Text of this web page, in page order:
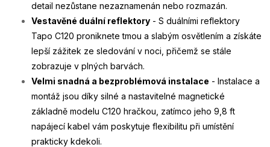
detail nezůstane nezaznamenán nebo rozmazán.
Vestavěné duální reflektory - S duálními reflektory
Tapo C120 proniknete tmou a slabým osvětlením a získáte
lepší zážitek ze sledování v noci, přičemž se stále
zobrazuje v plných barvách.
Velmi snadná a bezproblémová instalace - Instalace a
montáž jsou díky silné a nastavitelné magnetické
základně modelu C120 hračkou, zatímco jeho 9,8 ft
napájecí kabel vám poskytuje flexibilitu při umístění
prakticky kdekoli.